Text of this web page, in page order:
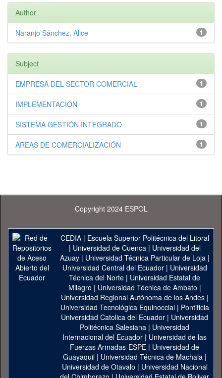
Author
1
Naranjo Sánchez, Alice
Subject
1
EMPRESA DEL SECTOR COMERCIAL
1
IMPLEMENTACIÓN
1
SISTEMA GESTIÓN INTEGRADO
1
ÁREAS DE COMERCIALIZACIÓN
Copyright 2024 ESPOL
CEDIA| Escuela Superior Politécnica del Litoral
| Universidad de Cuenca| Universidad del
Azuay| Universidad Técnica Particular de Loja|
Universidad Central del Ecuador| Universidad
Técnica del Norte | Universidad Estatal de
Milagro | Universidad Técnica de Ambato |
Universidad Regional Autónoma de los Andes|
Universidad Tecnológica Equinoccial| Pontificia
Universidad Catolica del Ecuador | Universidad
Politécnica Salesiana | Universidad
Internacional del Ecuador | Universidad de las
Fuerzas Armadas-ESPE | Universidad de
Guayaquil| Universidad Técnica de Machala|
Universidad de Otavalo | Universidad Nacional